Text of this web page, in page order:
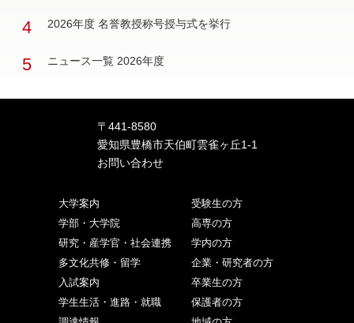
4 2026年度 名誉教授称号授与式を挙行
5 ニュース一覧 2026年度
〒441-8580
愛知県豊橋市天伯町雲雀ヶ丘1-1
お問い合わせ
大学案内
学部・大学院
研究・産学官・社会連携
多文化共修・留学
入試案内
学生生活・進路・就職
受験生の方
高専の方
学内の方
企業・研究者の方
卒業生の方
保護者の方